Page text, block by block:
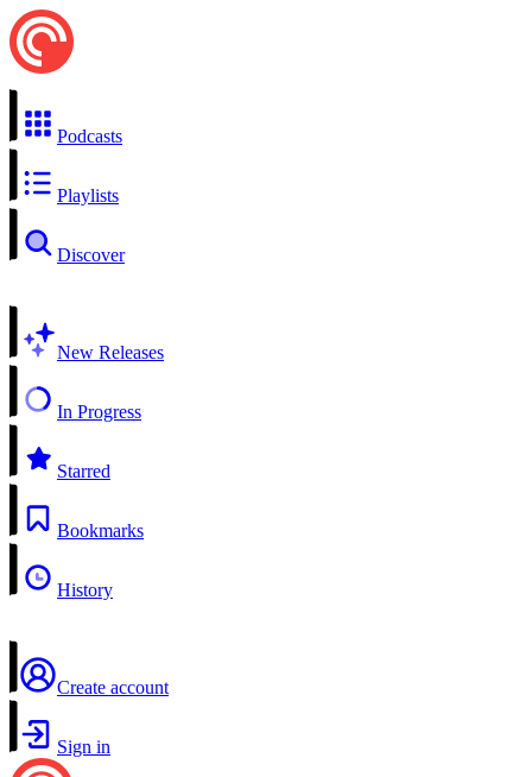
Podcasts
Playlists
Discover
New Releases
In Progress
Starred
Bookmarks
History
Create account
Sign in